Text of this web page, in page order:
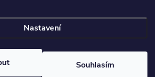
Nastavení
Souhlasím
Vytvořil Shoptet
Privacy policy